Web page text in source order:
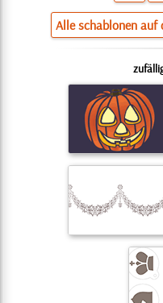
Alle schablonen auf